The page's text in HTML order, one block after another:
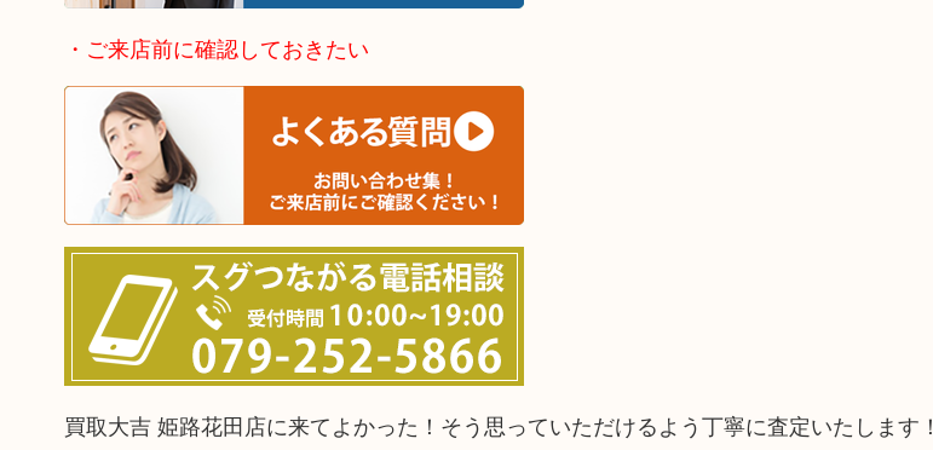
・ご来店前に確認しておきたい
買取大吉 姫路花田店に来てよかった！そう思っていただけるよう丁寧に査定いたします！